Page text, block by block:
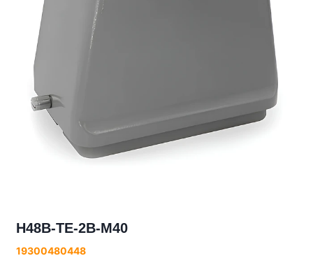
H48B-TE-2B-M40
19300480448